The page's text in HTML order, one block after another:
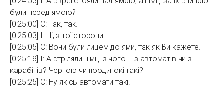
були перед ямою?
[0:25:00] С: Так, так.
[0:25:03] І: Ні, з тої сторони.
[0:25:05] С: Вони були лицем до ями, так як Ви кажете.
[0:25:18] І: А стріляли німці з чого – з автоматів чи з
карабінів? Чергою чи поодинокі такі?
[0:25:25] С: Ну якісь автомати такі.